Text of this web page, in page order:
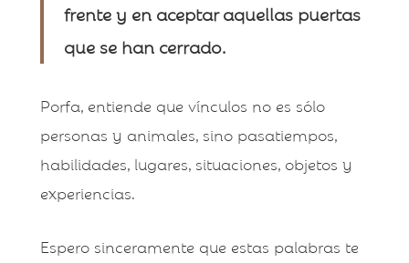
frente y en aceptar aquellas puertas
que se han cerrado.
Porfa, entiende que vínculos no es sólo
personas y animales, sino pasatiempos,
habilidades, lugares, situaciones, objetos y
experiencias.
Espero sinceramente que estas palabras te